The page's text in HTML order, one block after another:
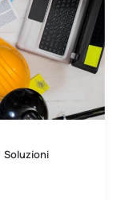
Soluzioni